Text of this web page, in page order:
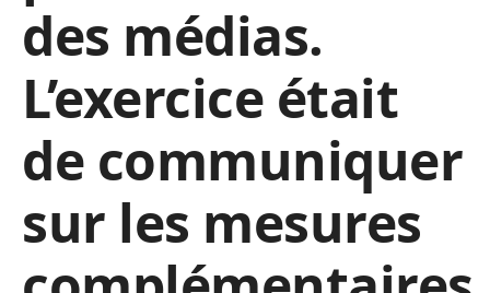
des médias.
L’exercice était
de communiquer
sur les mesures